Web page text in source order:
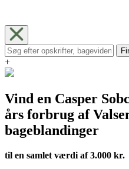
+
Vind en Casper
års forbrug af
bageblandinger
til en samlet værdi af 3.000 kr.